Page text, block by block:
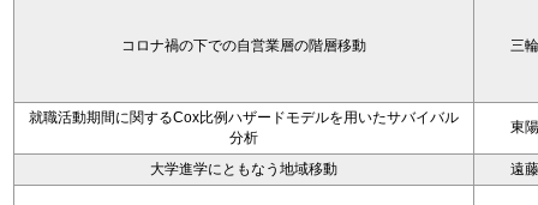
コロナ禍の下での自営業層の階層移動 三
就職活動期間に関するCox比例ハザードモデルを用いたサバイバル
分析
東
大学進学にともなう地域移動 遠